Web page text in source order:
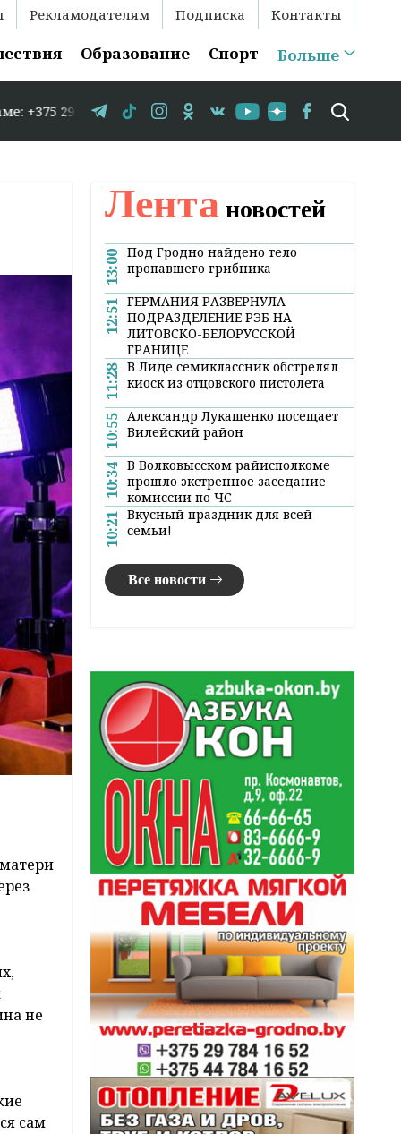
Рекламодателям Подписка Контакты
Образование Спорт Больше
35-86 // В Гродно временно закрывается
не
сам
Лента новостей
13:00 Под Гродно найдено тело
пропавшего грибника
12:51 ГЕРМАНИЯ РАЗВЕРНУЛА
ПОДРАЗДЕЛЕНИЕ РЭБ НА
ЛИТОВСКО-БЕЛОРУССКОЙ
ГРАНИЦЕ
11:28 В Лиде семиклассник обстрелял
киоск из отцовского пистолета
10:55
Александр Лукашенко посещает
Вилейский район
10:34 В Волковысском райисполкоме
прошло экстренное заседание
комиссии по ЧС
10:21 Вкусный праздник для всей
семьи!
Все новости